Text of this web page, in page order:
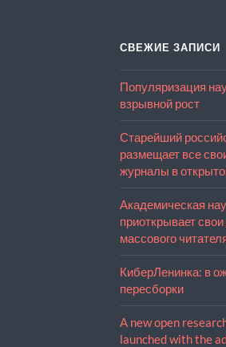
СВЕЖИЕ ЗАПИСИ
Популяризация
взрывной рост
Старейший
размещает все
журналы в
Академическая
приоткрывает
массового
КиберЛенинка: в
пересборки
A new open
launched with the